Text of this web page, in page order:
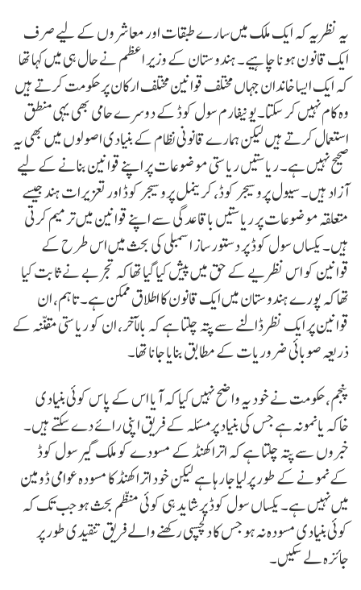
یہ نظریہ کہ ایک ملک میں سارے طبقات اور معاشروں کے لیے صرف
ایک قانون ہونا چاہیے۔ ہندوستان کے وزیر اعظم نے حال ہی میں کہا تھا
کہ ایک ایسا خاندان جہاں مختلف قوانین مختلف ارکان پر حکومت کرتے ہیں
وہ کام نہیں کر سکتا۔ یونیفارم سول کوڈ کے دوسرے حامی بھی یہی منطق
استعمال کرتے ہیں لیکن ہمارے قانونی نظام کے بنیادی اصولوں میں بھی یہ
صحیح نہیں ہے۔ ریاستیں ریاستی موضوعات پر اپنے قوانین بنانے کے لیے
آزاد ہیں۔ سیول پروسیجر کوڈ، کریمنل پروسیجر کوڈ اور تعزیرات ہند جیسے
متعلقہ موضوعات پر ریاستیں باقاعدگی سے اپنے قوانین میں ترمیم کرتی
ہیں۔ یکساں سول کوڈ پر دستور ساز اسمبلی کی بحث میں اس طرح کے
قوانین کو اس نظریے کے حق میں پیش کیا گیا تھا کہ تجربے نے ثابت کیا
تھا کہ پورے ہندوستان میں ایک قانون کا اطلاق ممکن ہے۔ تاہم، ان
قوانین پر ایک نظر ڈالنے سے پتہ چلتا ہے کہ بالآخر، ان کو ریاستی مقننہ کے
ذریعہ صوبائی ضروریات کے مطابق بنایا جانا تھا۔
پنجم، حکومت نے خود یہ واضح نہیں کیا کہ آیا اس کے پاس کوئی بنیادی
خاکہ یانمونہ ہے جس کی بنیاد پرمسئلہ کے فریق اپنی رائے دے سکتے ہیں۔
خبروں سے پتہ چلتا ہے کہ اتراکھنڈ کے مسودے کو ملک گیر سول کوڈ
کےنمونے کے طور پرلیا جا رہا ہے لیکن خود اتراکھنڈ کا مسودہ عوامی ڈومین
میں نہیں ہے۔ یکساں سول کوڈ پر شاید ہی کوئی منظم بحث ہو جب تک کہ
کوئی بنیادی مسودہ نہ ہو جس کا دلچسپی رکھنے والے فریق تنقیدی طور پر
جائزہ لے سکیں۔